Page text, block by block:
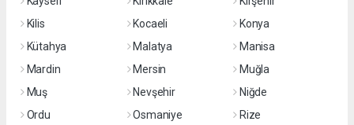
Kilis
Kocaeli
Konya
Kütahya
Malatya
Manisa
Mardin
Mersin
Muğla
Muş
Nevşehir
Niğde
Ordu
Osmaniye Rize